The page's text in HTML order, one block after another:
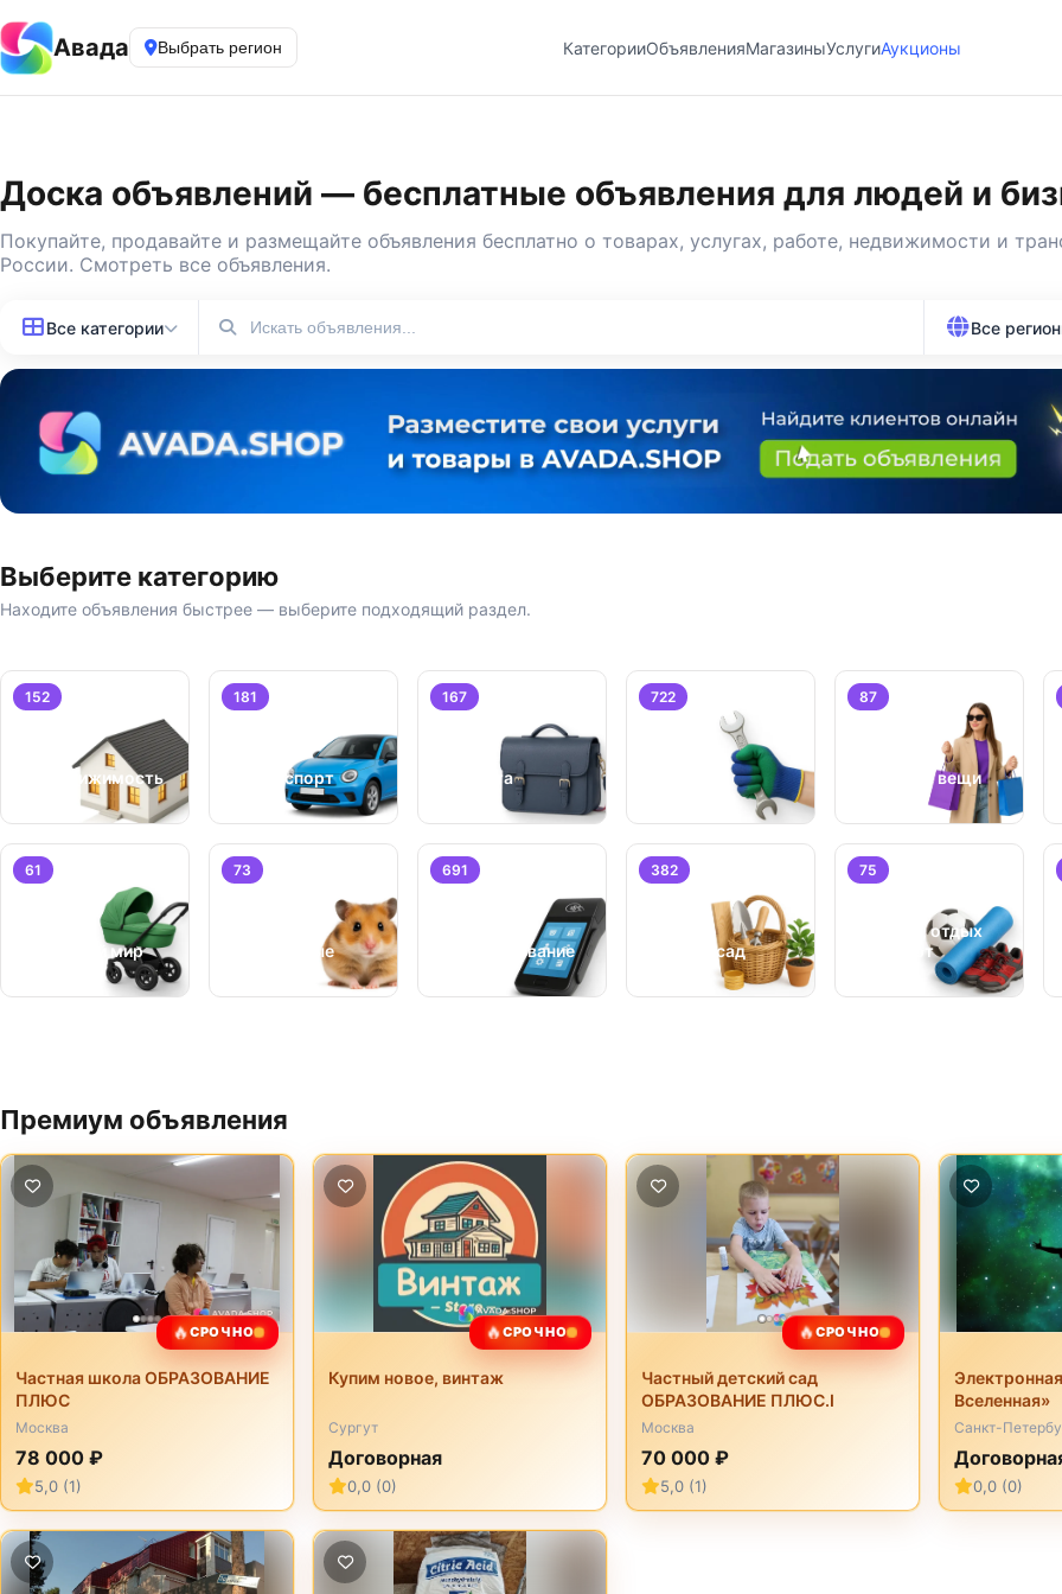
Авада Выбрать регион КатегорииОбъявленияМагазиныУслугиАукционы
Доска объявлений — бесплатные объявления для людей и
Покупайте, продавайте и размещайте объявления бесплатно о товарах, услугах, работе, недвижимости и
России. Смотреть все объявления.
Все категории Все
Выберите категорию
Находите объявления быстрее — выберите подходящий раздел.
152
Недвижимость
181
Транспорт
167
Работа
722 87
Личные вещи
61
Детский мир
73
Животные
691
Оборудование
382
Дом и сад
75
Хобби, отдых
и спорт
Премиум объявления
🔥СРОЧНО
Частная школа ОБРАЗОВАНИЕ
ПЛЮС
Москва
78 000 ₽
5,0 (1)
🔥СРОЧНО
Купим новое, винтаж
Сургут
Договорная
0,0 (0)
🔥СРОЧНО
Частный детский сад
ОБРАЗОВАНИЕ ПЛЮС.I
Москва
70 000 ₽
5,0 (1)
Вселенная»
Санкт-
0,0 (0)